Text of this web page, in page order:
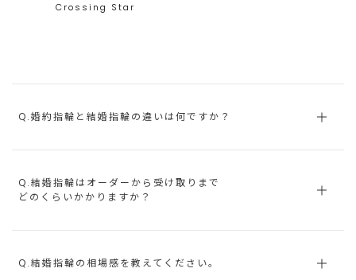
Crossing Star
Q.婚約指輪と結婚指輪の違いは何ですか？
Q.結婚指輪はオーダーから受け取りまで
どのくらいかかりますか？
Q.結婚指輪の相場感を教えてください。